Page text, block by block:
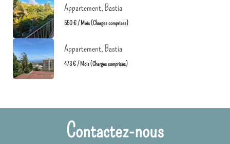
Appartement, Bastia
550 € / Mois (Charges comprises)
Appartement, Bastia
473 € / Mois (Charges comprises)
Contactez-nous